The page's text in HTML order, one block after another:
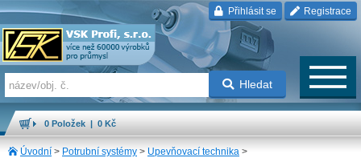
Přihlásit se Registrace
Hledat
0 Položek | 0 Kč
Úvodní > Potrubní systémy > Upevňovací technika >